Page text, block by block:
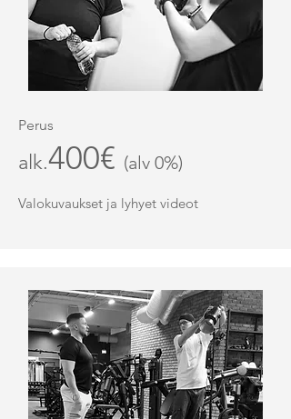
Perus
alk.400€ (alv 0%)
Valokuvaukset ja lyhyet videot